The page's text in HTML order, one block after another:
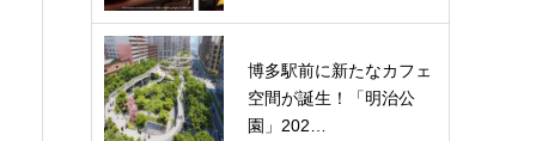
博多駅前に新たなカフェ
空間が誕生！「明治公
園」202…